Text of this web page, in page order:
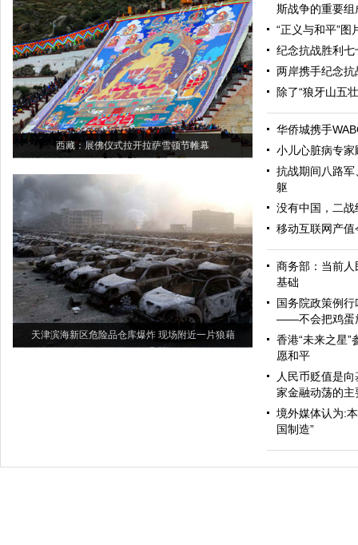
西藏：展佛仪式拉开拉萨雪顿节帷幕
天津滨海新区危险品仓库爆炸 现场附近一片狼藉
斯战争的重要组
“正义与和平”图
纪念抗战胜利
两岸携手纪念
除了“狼牙山五
华侨城携手
小儿心脏病专家
抗战期间八路
躯
没有中国，二
移动互联网产
商务部：当前
基础
国务院政策例
——不会把鸡蛋
香港“未来之星
愿和平
人民币贬值是
家金融动荡的主
境外媒体认为:
国制造”